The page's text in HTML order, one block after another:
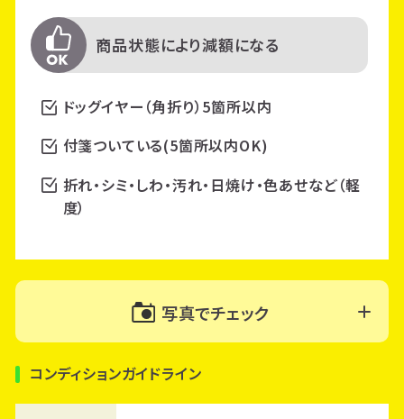
商品状態により減額になる
ドッグイヤー（角折り）5箇所以内
付箋ついている(5箇所以内OK)
折れ・シミ・しわ・汚れ・日焼け・色あせなど（軽
度）
写真でチェック
コンディションガイドライン